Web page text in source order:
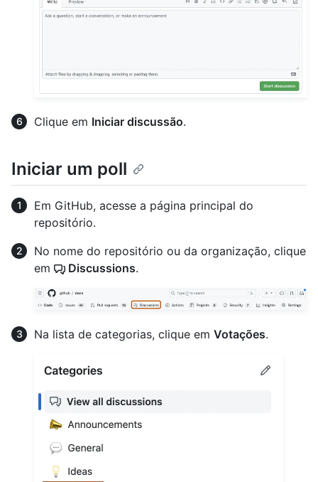
Clique em Iniciar discussão.
Iniciar um poll
Em GitHub, acesse a página principal do
repositório.
No nome do repositório ou da organização, clique
em
Discussions.
Na lista de categorias, clique em Votações.